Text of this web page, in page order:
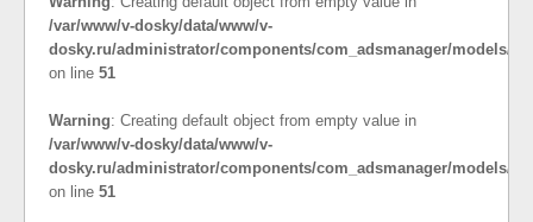
/var/www/v-dosky/data/www/v-
dosky.ru/administrator/components/com_adsmanager/models/
on line 51
Warning: Creating default object from empty value in
/var/www/v-dosky/data/www/v-
dosky.ru/administrator/components/com_adsmanager/models/
on line 51